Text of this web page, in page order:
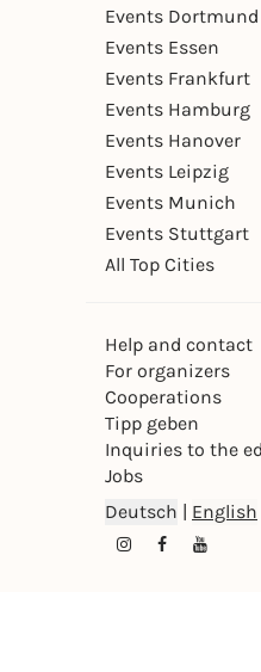
Events Dortmund
Events Essen
Events Frankfurt
Events Hamburg
Events Hanover
Events Leipzig
Events Munich
Events Stuttgart
All Top Cities
Help and contact
For organizers
Cooperations
Tipp geben
Inquiries to the
Jobs
Deutsch English